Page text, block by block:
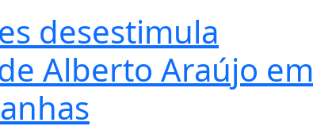
desestimula
Alberto Araújo em